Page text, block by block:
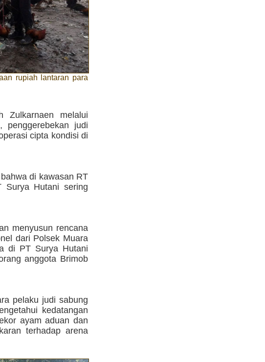
rupiah lantaran para
Zulkarnaen melalui
penggerebekan judi
cipta kondisi di
di kawasan RT
Surya Hutani sering
menyusun rencana
dari Polsek Muara
di PT Surya Hutani
anggota Brimob
pelaku judi sabung
kedatangan
ayam aduan dan
terhadap arena